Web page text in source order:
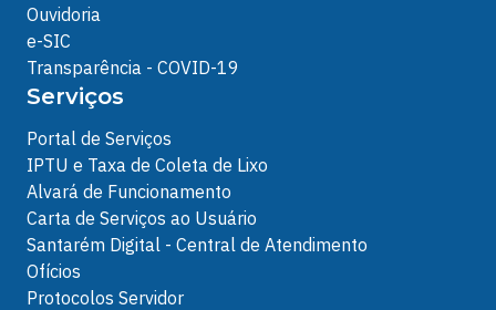
Ouvidoria
e-SIC
Transparência - COVID-19
Serviços
Portal de Serviços
IPTU e Taxa de Coleta de Lixo
Alvará de Funcionamento
Carta de Serviços ao Usuário
Santarém Digital - Central de Atendimento
Ofícios
Protocolos Servidor